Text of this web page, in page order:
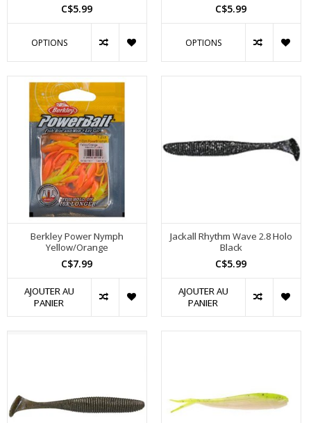
C$5.99
OPTIONS
C$5.99
OPTIONS
Berkley Power Nymph
Yellow/Orange
C$7.99
AJOUTER AU
PANIER
Jackall Rhythm Wave 2.8 Holo
Black
C$5.99
AJOUTER AU
PANIER